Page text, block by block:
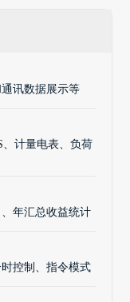
讯数据展示等
、计量电表、负荷
年汇总收益统计
控制、指令模式